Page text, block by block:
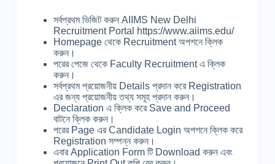
সর্বপ্রথম ভিজিট করুন AIIMS New Delhi
Recruitment Portal https://www.aiims.edu/
Homepage থেকে Recruitment অপশনে ক্লিক
করুন।
পরের পেজে থেকে Faculty Recruitment এ ক্লিক
করুন।
সর্বপ্রথম প্রয়োজনীয় Details প্রদান করে Registration
এর জন্য প্রয়োজনীয় তথ্য সমূহ প্রদান করুন।
Declaration এ ক্লিক করে Save and Proceed
বাটনে ক্লিক করুন।
পরের Page এর Candidate Login অপশনে ক্লিক করে
Registration সম্পন্ন করুন।
এবার Application Form টি Download করুন এবং